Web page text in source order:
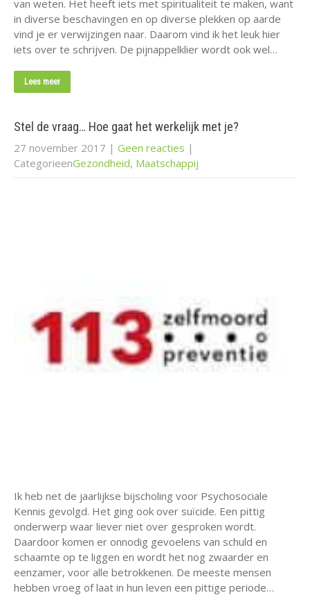
van weten. Het heeft iets met spiritualiteit te maken, want
in diverse beschavingen en op diverse plekken op aarde
vind je er verwijzingen naar. Daarom vind ik het leuk hier
iets over te schrijven. De pijnappelklier wordt ook wel…
Lees meer
Stel de vraag… Hoe gaat het werkelijk met je?
27 november 2017 | Geen reacties |
CategorieenGezondheid, Maatschappij
Ik heb net de jaarlijkse bijscholing voor Psychosociale
Kennis gevolgd. Het ging ook over suïcide. Een pittig
onderwerp waar liever niet over gesproken wordt.
Daardoor komen er onnodig gevoelens van schuld en
schaamte op te liggen en wordt het nog zwaarder en
eenzamer, voor alle betrokkenen. De meeste mensen
hebben vroeg of laat in hun leven een pittige periode…